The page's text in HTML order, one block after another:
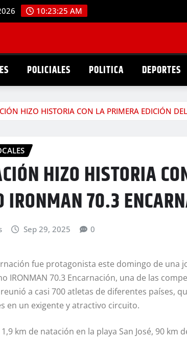
10:23:26 AM
POLICIALES POLITICA DEPORTES
HIZO HISTORIA CON LA PRIMERA EDICIÓN
HIZO HISTORIA
IRONMAN 70.3
Sep 29, 2025 0
fue protagonista este domingo de
IRONMAN 70.3 Encarnación, una de las
a casi 700 atletas de diferentes países,
en un exigente y atractivo circuito.
km de natación en la playa San José, 90